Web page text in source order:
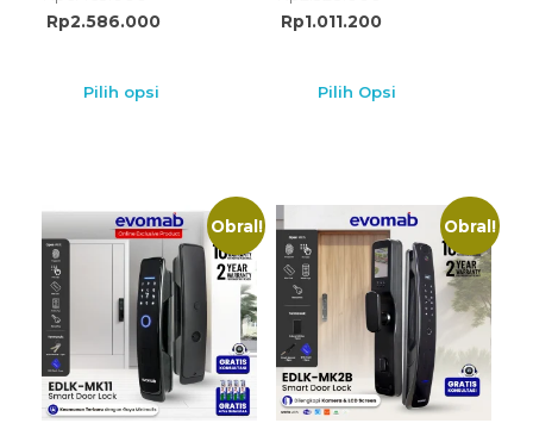
Rp2.586.000
Pilih opsi
Rp1.011.200
Pilih Opsi
Obral! Obral!